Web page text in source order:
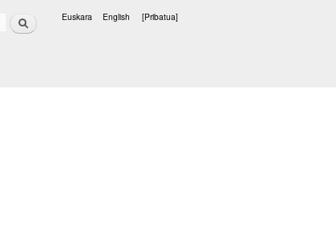
Bilatu Euskara English [Pribatua]